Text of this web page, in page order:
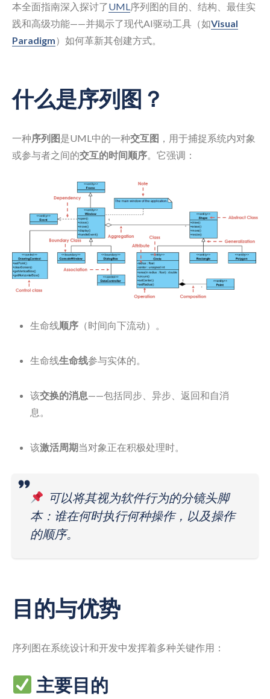
本全面指南深入探讨了UML序列图的目的、结构、最佳实
践和高级功能——并揭示了现代AI驱动工具（如Visual
Paradigm）如何革新其创建方式。
什么是序列图？
一种序列图是UML中的一种交互图 ，用于捕捉系统内对象
或参与者之间的交互的时间顺序。它强调：
生命线顺序 （时间向下流动）。
生命线生命线参与实体的。
该交换的消息——包括同步、异步、返回和自消
息。
该激活周期当对象正在积极处理时。
可以将其视为软件行为的分镜头脚
本：谁在何时执行何种操作，以及操作
的顺序。
目的与优势
序列图在系统设计和开发中发挥着多种关键作用：
主要目的